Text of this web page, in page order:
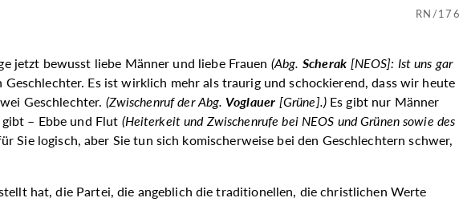
RN/176
jetzt bewusst liebe Männer und liebe Frauen (Abg. Scherak [NEOS]: Ist uns gar
Es ist wirklich mehr als traurig und schockierend, dass wir heute
Geschlechter. (Zwischenruf der Abg.Voglauer [Grüne].) Es gibt nur Männer
– Ebbe und Flut (Heiterkeit und Zwischenrufe bei NEOS und Grünen sowie des
Sie logisch, aber Sie tun sich komischerweise bei den Geschlechtern schwer,
hat, die Partei, die angeblich die traditionellen, die christlichen Werte